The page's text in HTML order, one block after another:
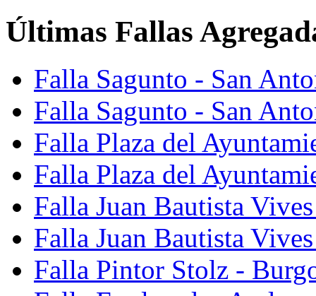
Últimas Fallas
Falla Sagunto - San
Falla Sagunto - San
Falla Plaza del
Falla Plaza del
Falla Juan Bautista
Falla Juan Bautista
Falla Pintor Stolz -